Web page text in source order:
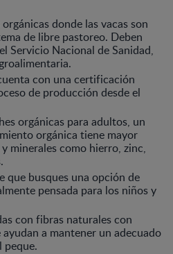
donde las vacas son
de libre pastoreo. Deben
Servicio Nacional de Sanidad,
con una certificación
de producción desde el
orgánicas para adultos, un
orgánica tiene mayor
minerales como hierro, zinc,
que busques una opción de
pensada para los niños y
con fibras naturales con
a mantener un adecuado
peque.